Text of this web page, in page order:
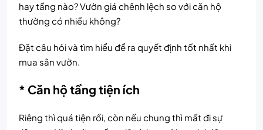
hay tầng nào? Vườn giá chênh lệch so với căn hộ
thường có nhiều không?
Đặt câu hỏi và tìm hiểu để ra quyết định tốt nhất khi
mua sân vườn.
* Căn hộ tầng tiện ích
Riêng thì quá tiện rồi, còn nếu chung thì mất đi sự